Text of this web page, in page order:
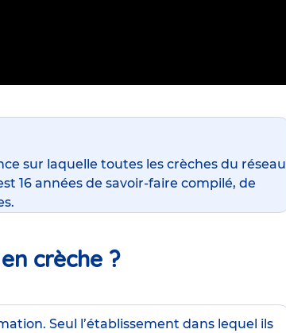
sur laquelle toutes les crèches du réseau
16 années de savoir-faire compilé, de
crèche ?
Seul l’établissement dans lequel ils